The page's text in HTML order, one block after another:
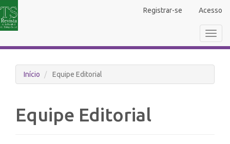
Barra
Registrar-se Acesso
Início Equipe Editorial
Equipe Editorial